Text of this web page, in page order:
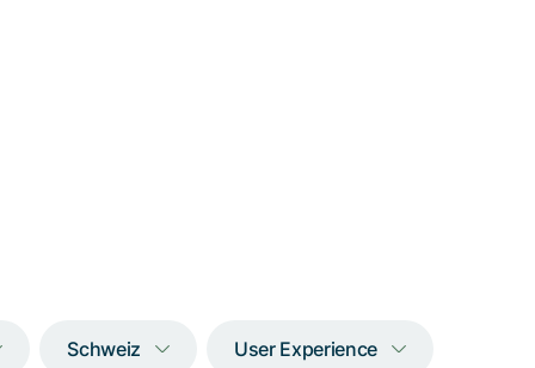
Schweiz User Experience